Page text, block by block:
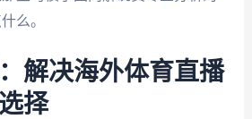
么。
解决海外体育直播
择